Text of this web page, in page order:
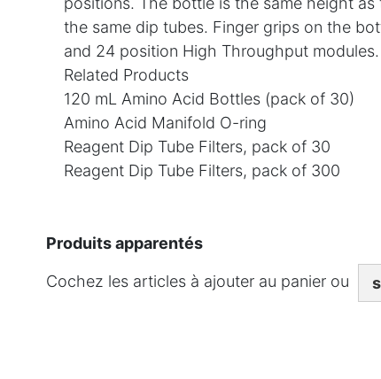
the same dip tubes. Finger grips on the
and 24 position High Throughput modules.
Related Products
120 mL Amino Acid Bottles (pack of 30)
Amino Acid Manifold O-ring
Reagent Dip Tube Filters, pack of 30
Reagent Dip Tube Filters, pack of 300
Produits apparentés
Cochez les articles à ajouter au panier ou